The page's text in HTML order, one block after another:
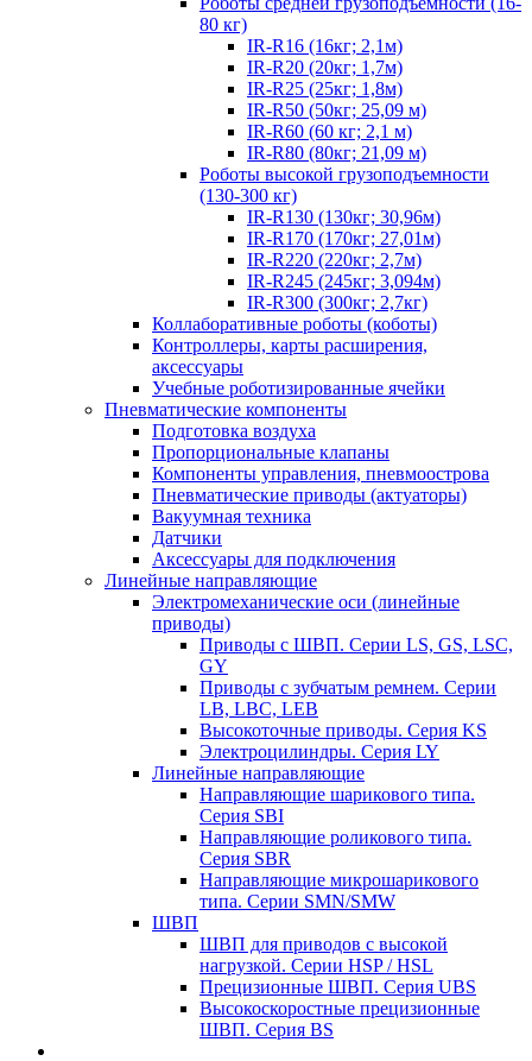
80 кг)
IR-R16 (16кг; 2,1м)
IR-R20 (20кг; 1,7м)
IR-R25 (25кг; 1,8м)
IR-R50 (50кг; 25,09 м)
IR-R60 (60 кг; 2,1 м)
IR-R80 (80кг; 21,09 м)
Роботы высокой грузоподъемности
(130-300 кг)
IR-R130 (130кг; 30,96м)
IR-R170 (170кг; 27,01м)
IR-R220 (220кг; 2,7м)
IR-R245 (245кг; 3,094м)
IR-R300 (300кг; 2,7кг)
Коллаборативные роботы (коботы)
Контроллеры, карты расширения,
аксессуары
Учебные роботизированные ячейки
Пневматические компоненты
Подготовка воздуха
Пропорциональные клапаны
Компоненты управления, пневмоострова
Пневматические приводы (актуаторы)
Вакуумная техника
Датчики
Аксессуары для подключения
Линейные направляющие
Электромеханические оси (линейные
приводы)
Приводы с ШВП. Серии LS, GS, LSC,
GY
Приводы с зубчатым ремнем. Серии
LB, LBC, LEB
Высокоточные приводы. Серия KS
Электроцилиндры. Серия LY
Линейные направляющие
Направляющие шарикового типа.
Серия SBI
Направляющие роликового типа.
Серия SBR
Направляющие микрошарикового
типа. Серии SMN/SMW
ШВП
ШВП для приводов с высокой
нагрузкой. Серии HSP / HSL
Прецизионные ШВП. Серия UBS
Высокоскоростные прецизионные
ШВП. Серия BS